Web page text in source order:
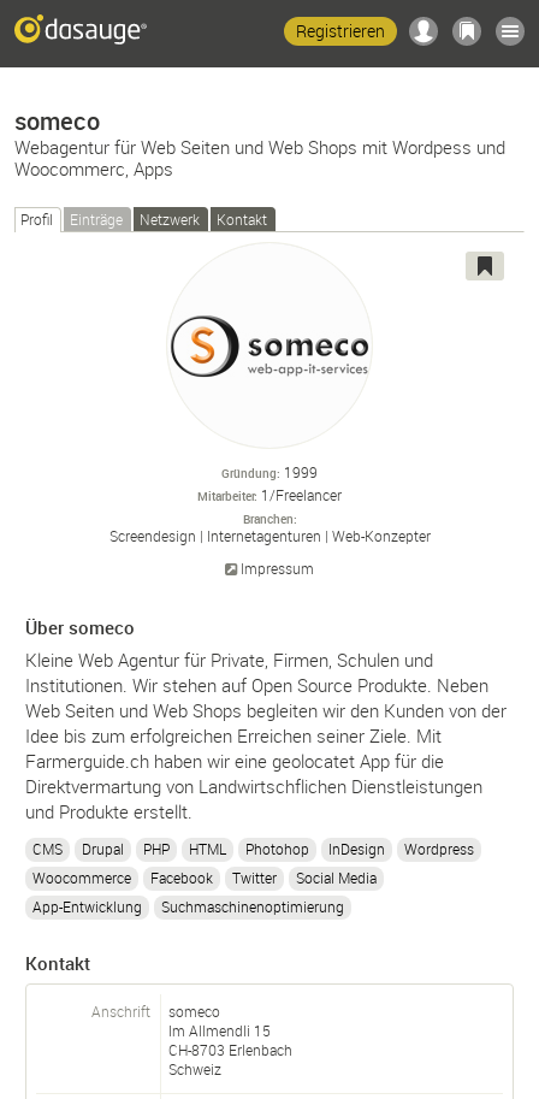
Registrieren
someco
Webagentur für Web Seiten und Web Shops mit Wordpess und
Woocommerc, Apps
Profil Einträge Netzwerk Kontakt
Gründung 1999
Mitarbeiter 1/Freelancer
Branchen
Screendesign Internetagenturen Web-Konzepter
Impressum
Über someco
Kleine Web Agentur für Private, Firmen, Schulen und
Institutionen. Wir stehen auf Open Source Produkte. Neben
Web Seiten und Web Shops begleiten wir den Kunden von der
Idee bis zum erfolgreichen Erreichen seiner Ziele. Mit
Farmerguide.ch haben wir eine geolocatet App für die
Direktvermartung von Landwirtschflichen Dienstleistungen
und Produkte erstellt.
CMS Drupal PHP HTML Photohop InDesign
Wordpress
Woocommerce
Facebook Twitter
Social Media
App-Entwicklung
Suchmaschinenoptimierung
Kontakt
Anschrift
someco
Im Allmendli 15
CH-8703 Erlenbach
Schweiz